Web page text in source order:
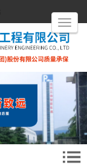
Toggle